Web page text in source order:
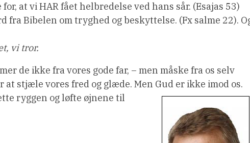
at vi HAR fået helbredelse ved hans sår. (Esajas 53)
fra Bibelen om tryghed og beskyttelse. (Fx salme 22).
vi tror.
de ikke fra vores gode far, – men måske fra os selv
at stjæle vores fred og glæde. Men Gud er ikke imod os.
ryggen og løfte øjnene til